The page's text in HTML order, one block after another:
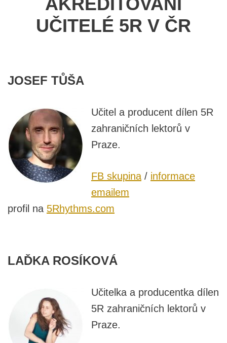
UČITELÉ 5R V ČR
JOSEF TŮŠA
Učitel a producent dílen 5R
zahraničních lektorů v
Praze.
FB skupina / informace
emailem
profil na 5Rhythms.com
LAĎKA ROSÍKOVÁ
Učitelka a producentka dílen
5R zahraničních lektorů v
Praze.